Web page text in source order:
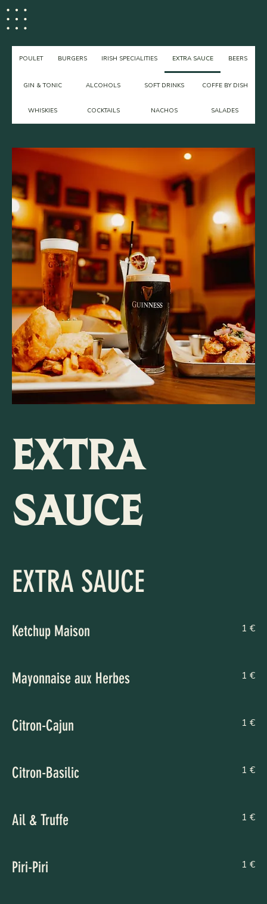
POULET BURGERS IRISH SPECIALITIES EXTRA SAUCE BEERS
GIN & TONIC ALCOHOLS SOFT DRINKS COFFE BY DISH
WHISKIES COCKTAILS NACHOS SALADES
EXTRA
SAUCE
EXTRA SAUCE
Ketchup Maison 1 €
Mayonnaise aux Herbes 1 €
Citron-Cajun 1 €
Citron-Basilic 1 €
Ail & Truffe 1 €
Piri-Piri 1 €